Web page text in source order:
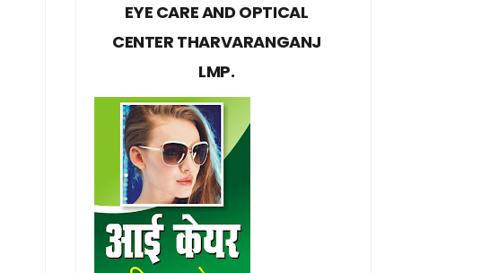
EYE CARE AND OPTICAL
CENTER THARVARANGANJ
LMP.